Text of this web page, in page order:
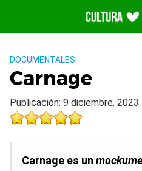
contenido
DOCUMENTALES
Carnage
Publicación: 9 diciembre, 2023
Carnage es un